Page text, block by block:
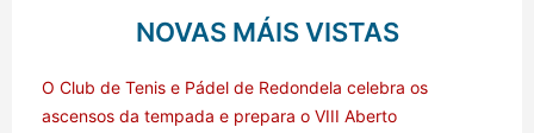
NOVAS MÁIS VISTAS
O Club de Tenis e Pádel de Redondela celebra os
ascensos da tempada e prepara o VIII Aberto